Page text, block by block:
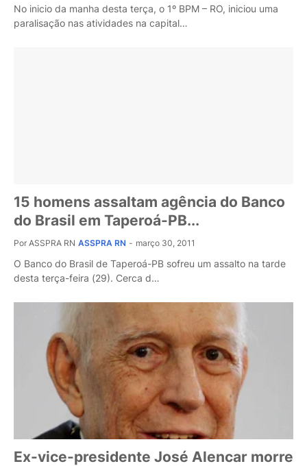
No inicio da manha desta terça, o 1º BPM – RO, iniciou uma
paralisação nas atividades na capital…
15 homens assaltam agência do Banco
do Brasil em Taperoá-PB...
Por ASSPRA RN ASSPRA RN - março 30, 2011
O Banco do Brasil de Taperoá-PB sofreu um assalto na tarde
desta terça-feira (29). Cerca d…
Ex-vice-presidente José Alencar morre